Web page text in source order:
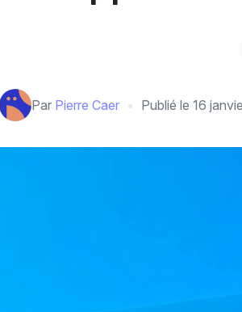
Par Pierre Caer Publié le 16